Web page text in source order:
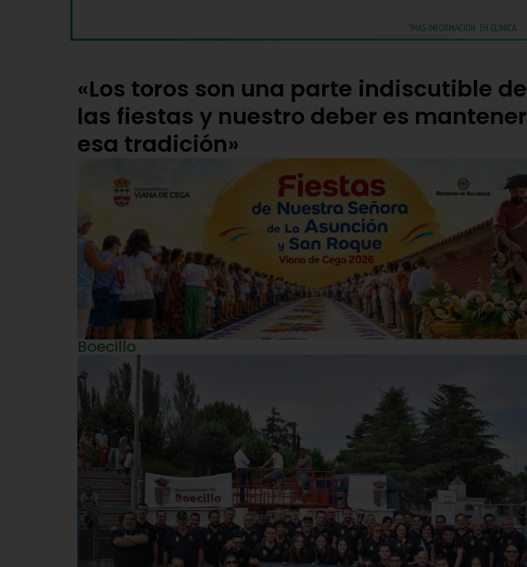
«Los toros son una parte indiscutible de
las fiestas y nuestro deber es mantener
esa tradición»
Boecillo